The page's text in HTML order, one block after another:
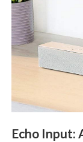
Echo Input: